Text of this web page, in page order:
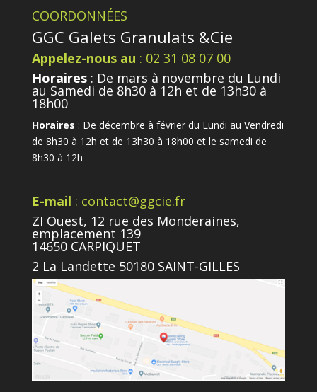
COORDONNÉES
GGC Galets Granulats &Cie
Appelez-nous au : 02 31 08 07 00
Horaires: De mars à novembre du Lundi
au Samedi de 8h30 à 12h et de 13h30 à
18h00
Horaires : De décembre à février du Lundi au Vendredi
de 8h30 à 12h et de 13h30 à 18h00 et le samedi de
8h30 à 12h
E-mail : contact@ggcie.fr
ZI Ouest, 12 rue des Monderaines,
emplacement 139
14650 CARPIQUET
2 La Landette 50180 SAINT-GILLES